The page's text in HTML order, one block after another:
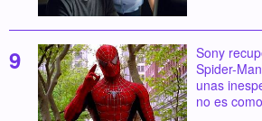
Sony
Spider-
unas
no es